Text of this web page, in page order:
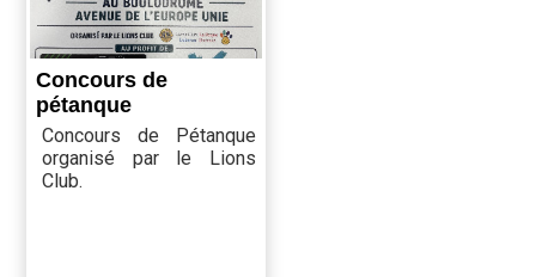
Concours de
pétanque
Concours de Pétanque
organisé par le Lions
Club.